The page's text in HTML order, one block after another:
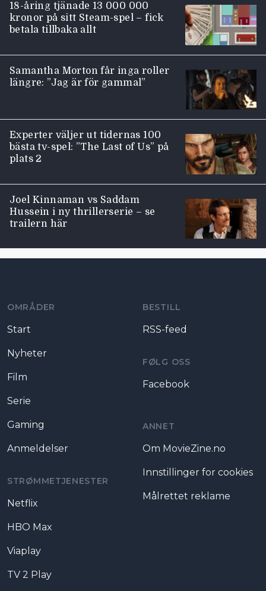
18-åring tjänade 13 000 000
kronor på sitt Steam-spel – fick
betala tillbaka allt
Samantha Morton får inga roller
längre: ”Jag är för gammal”
Experter väljer ut tidernas 100
bästa tv-spel: ”The Last of Us” på
plats 2
Joel Kinnaman vs Saddam
Hussein i ny thrillerserie – se
trailern här
OMRÅDER
Start
Nyheter
Film
Serie
Gaming
Anmeldelser
STRØMMETJENESTER
Netflix
HBO Max
Viaplay
TV 2 Play
BESTILL
RSS-feed
FØLG OSS
Facebook
ANNET
Om MovieZine.no
Innstillinger for cookies
Målrettet reklame